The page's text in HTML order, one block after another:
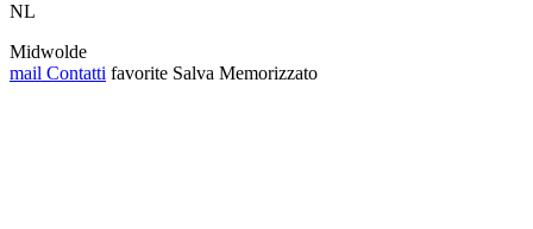
NL
Midwolde
mail Contatti favorite Salva Memorizzato